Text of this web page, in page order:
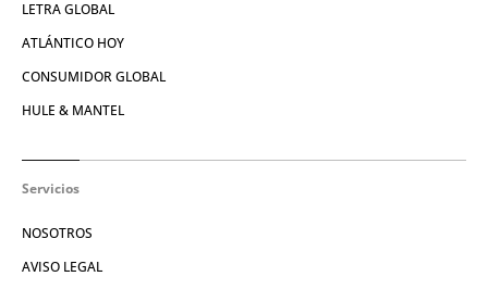
LETRA GLOBAL
ATLÁNTICO HOY
CONSUMIDOR GLOBAL
HULE & MANTEL
Servicios
NOSOTROS
AVISO LEGAL